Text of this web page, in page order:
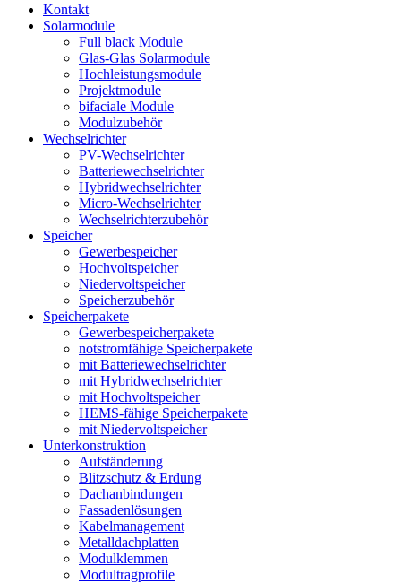
Kontakt
Solarmodule
Full black Module
Glas-Glas Solarmodule
Hochleistungsmodule
Projektmodule
bifaciale Module
Modulzubehör
Wechselrichter
PV-Wechselrichter
Batteriewechselrichter
Hybridwechselrichter
Micro-Wechselrichter
Wechselrichterzubehör
Speicher
Gewerbespeicher
Hochvoltspeicher
Niedervoltspeicher
Speicherzubehör
Speicherpakete
Gewerbespeicherpakete
notstromfähige Speicherpakete
mit Batteriewechselrichter
mit Hybridwechselrichter
mit Hochvoltspeicher
HEMS-fähige Speicherpakete
mit Niedervoltspeicher
Unterkonstruktion
Aufständerung
Blitzschutz & Erdung
Dachanbindungen
Fassadenlösungen
Kabelmanagement
Metalldachplatten
Modulklemmen
Modultragprofile